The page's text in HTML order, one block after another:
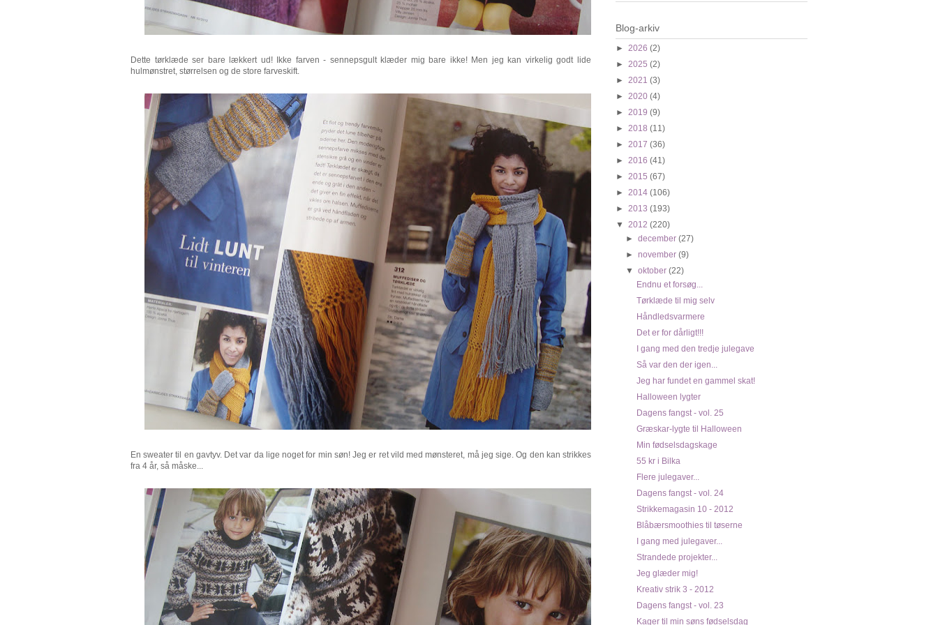
Dette tørklæde ser bare lækkert ud! Ikke farven - sennepsgult klæder mig bare ikke! Men jeg kan virkelig godt lide
hulmønstret, størrelsen og de store farveskift.
En sweater til en gavtyv. Det var da lige noget for min søn! Jeg er ret vild med mønsteret, må jeg sige. Og den kan strikkes
fra 4 år, så måske...
Blog-arkiv
► 2026 (2)
► 2025 (2)
► 2021 (3)
► 2020 (4)
► 2019 (9)
► 2018 (11)
► 2017 (36)
► 2016 (41)
► 2015 (67)
► 2014 (106)
► 2013 (193)
▼ 2012 (220)
►december(27)
►november(9)
▼oktober(22)
Endnu et forsøg...
Tørklæde til mig selv
Håndledsvarmere
Det er for dårligt!!!
I gang med den tredje julegave
Så var den der igen...
Jeg har fundet en gammel skat!
Halloween lygter
Dagens fangst - vol. 25
Græskar-lygte til Halloween
Min fødselsdagskage
55 kr i Bilka
Flere julegaver...
Dagens fangst - vol. 24
Strikkemagasin 10 - 2012
Blåbærsmoothies til tøserne
I gang med julegaver...
Strandede projekter...
Jeg glæder mig!
Kreativ strik 3 - 2012
Dagens fangst - vol. 23
Kager til min søns fødselsdag